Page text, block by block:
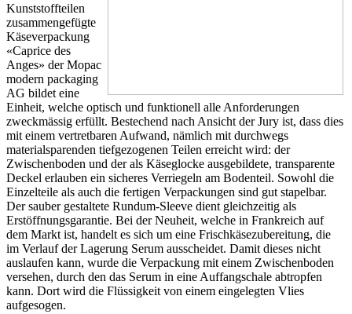
Kunststoffteilen
zusammengefügte
Käseverpackung
«Caprice des
Anges» der Mopac
modern packaging
AG bildet eine
Einheit, welche optisch und funktionell alle Anforderungen
zweckmässig erfüllt. Bestechend nach Ansicht der Jury ist, dass dies
mit einem vertretbaren Aufwand, nämlich mit durchwegs
materialsparenden tiefgezogenen Teilen erreicht wird: der
Zwischenboden und der als Käseglocke ausgebildete, transparente
Deckel erlauben ein sicheres Verriegeln am Bodenteil. Sowohl die
Einzelteile als auch die fertigen Verpackungen sind gut stapelbar.
Der sauber gestaltete Rundum-Sleeve dient gleichzeitig als
Erstöffnungsgarantie. Bei der Neuheit, welche in Frankreich auf
dem Markt ist, handelt es sich um eine Frischkäsezubereitung, die
im Verlauf der Lagerung Serum ausscheidet. Damit dieses nicht
auslaufen kann, wurde die Verpackung mit einem Zwischenboden
versehen, durch den das Serum in eine Auffangschale abtropfen
kann. Dort wird die Flüssigkeit von einem eingelegten Vlies
aufgesogen.